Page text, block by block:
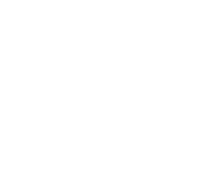
大型犬が走り回っても簡単にはへたりま
品を手に取ってみてください。最新のモ